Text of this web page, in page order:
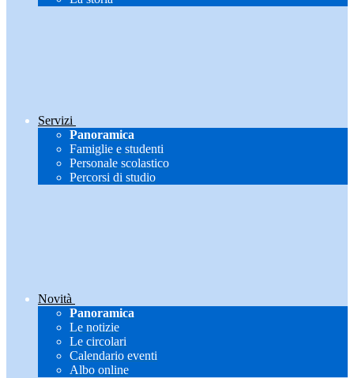
Servizi
Panoramica
Famiglie e studenti
Personale scolastico
Percorsi di studio
Novità
Panoramica
Le notizie
Le circolari
Calendario eventi
Albo online